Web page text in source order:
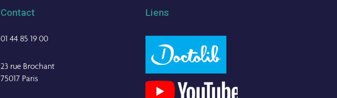
Contact
01 44 85 19 00
23 rue Brochant
75017 Paris
Liens